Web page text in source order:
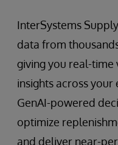
InterSystems
data from
giving you real-
insights across
GenAI-powered
optimize
and deliver near-